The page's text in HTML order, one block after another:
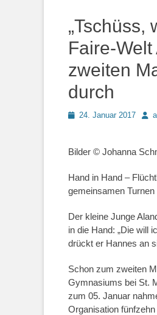
„Tschüss,
Faire-
zweiten
durch
Posted24. Januar 2017
Bilder © Johanna
Hand in Hand –
gemeinsamen
Der kleine Junge
in die Hand: „Die will
drückt er Hannes an
Schon zum zweiten
Gymnasiums bei St.
zum 05. Januar
Organisation